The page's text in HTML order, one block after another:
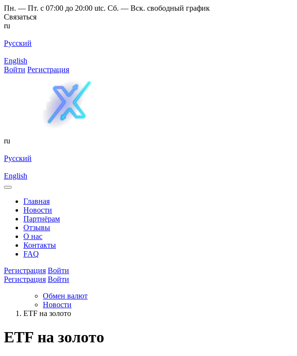
Пн. — Пт. с 07:00 до 20:00 utc. Сб. — Вск. свободный график
Связаться
ru
Русский
English
Войти Регистрация
ru
Русский
English
Главная
Новости
Партнёрам
Отзывы
О нас
Контакты
FAQ
Регистрация Войти
Регистрация Войти
Обмен валют
Новости
ETF на золото
ETF на золото